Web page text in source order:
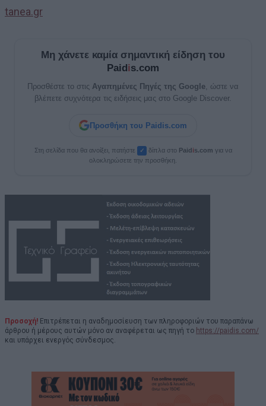
tanea.gr
Μη χάνετε καμία σημαντική είδηση του
Paidis.com
Προσθέστε το στις Αγαπημένες Πηγές της Google , ώστε να
βλέπετε συχνότερα τις ειδήσεις μας στο Google Discover.
Προσθήκη του Paidis.com
Στη σελίδα που θα ανοίξει, πατήστε ✓ δίπλα στο Paidis.com για να
ολοκληρώσετε την προσθήκη.
Προσοχή! Επιτρέπεται η αναδημοσίευση των πληροφοριών του παραπάνω
άρθρου ή μέρους αυτών μόνο αν αναφέρεται ως πηγή το https://paidis.com/
και υπάρχει ενεργός σύνδεσμος.